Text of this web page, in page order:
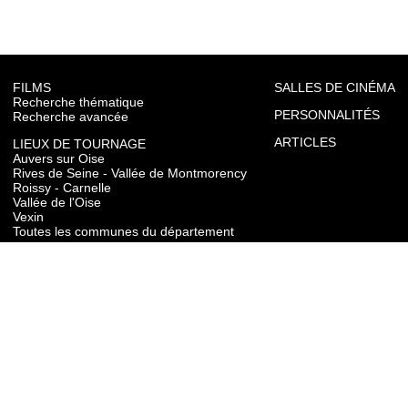
FILMS
Recherche thématique
Recherche avancée
LIEUX DE TOURNAGE
Auvers sur Oise
Rives de Seine - Vallée de Montmorency
Roissy - Carnelle
Vallée de l'Oise
Vexin
Toutes les communes du département
SALLES DE CINÉMA
PERSONNALITÉS
ARTICLES